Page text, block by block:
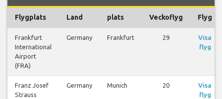
Flygplats Land plats Veckoflyg Flyg
Frankfurt
International
Airport
(FRA)
Germany Frankfurt 29
Visa
flyg
Franz Josef
Strauss
Germany Munich 20
Visa
flyg